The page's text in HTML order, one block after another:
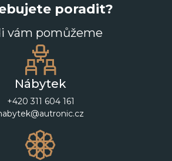
poradit?
vám pomůžeme
Nábytek
+420 311 604 161